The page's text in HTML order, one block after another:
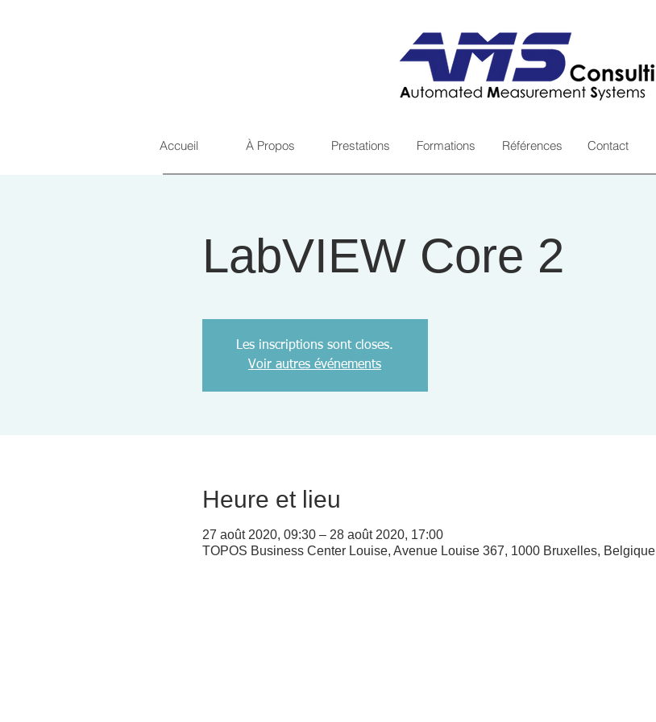
Accueil À Propos Prestations Formations Références Contact
LabVIEW Core 2
Les inscriptions sont closes.
Voir autres événements
Heure et lieu
27 août 2020, 09:30 – 28 août 2020, 17:00
TOPOS Business Center Louise, Avenue Louise 367, 1000 Bruxelles, Belgique